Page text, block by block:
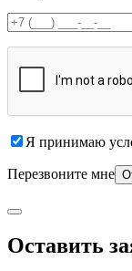
Я принимаю
Перезвоните мне
Оставить